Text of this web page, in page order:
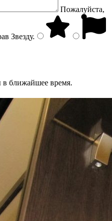
Пожалуйста,
Звезду.
ближайшее время.